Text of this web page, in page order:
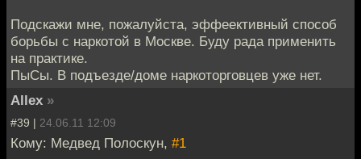
Подскажи мне, пожалуйста, эффеективный способ
борьбы с наркотой в Москве. Буду рада применить
на практике.
ПыСы. В подъезде/доме наркоторговцев уже нет.
Allex »
#39 | 24.06.11 12:09
Кому: Медвед Полоскун, #1